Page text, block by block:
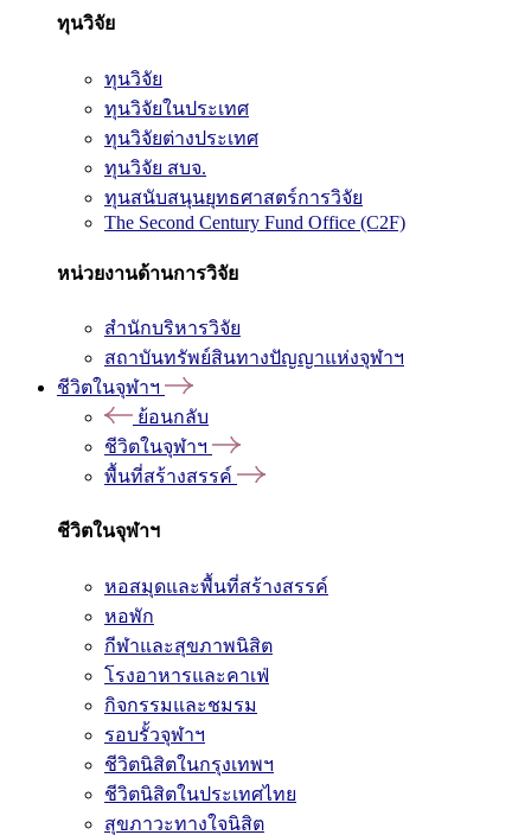
ทุนวิจัย
ทุนวิจัย
ทุนวิจัยในประเทศ
ทุนวิจัยต่างประเทศ
ทุนวิจัย สบจ.
ทุนสนับสนุนยุทธศาสตร์การวิจัย
The Second Century Fund Office (C2F)
หน่วยงานด้านการวิจัย
สำนักบริหารวิจัย
สถาบันทรัพย์สินทางปัญญาแห่งจุฬาฯ
ชีวิตในจุฬาฯ
ย้อนกลับ
ชีวิตในจุฬาฯ
พื้นที่สร้างสรรค์
ชีวิตในจุฬาฯ
หอสมุดและพื้นที่สร้างสรรค์
หอพัก
กีฬาและสุขภาพนิสิต
โรงอาหารและคาเฟ่
กิจกรรมและชมรม
รอบรั้วจุฬาฯ
ชีวิตนิสิตในกรุงเทพฯ
ชีวิตนิสิตในประเทศไทย
สุขภาวะทางใจนิสิต